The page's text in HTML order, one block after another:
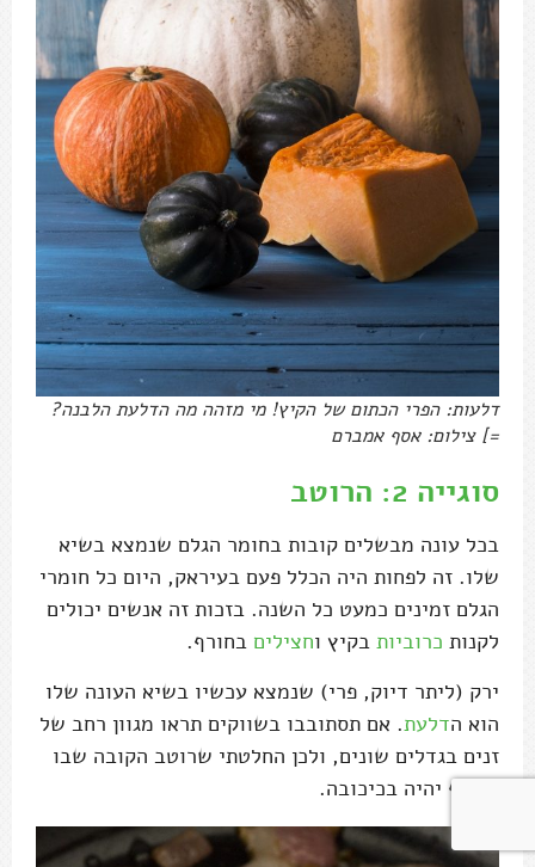
דלעות: הפרי הכתום של הקיץ! מי מזהה מה הדלעת הלבנה?
=] צילום: אסף אמברם
סוגייה 2: הרוטב
בכל עונה מבשלים קובות בחומר הגלם שנמצא בשיא
שלו. זה לפחות היה הכלל פעם בעיראק, היום כל חומרי
הגלם זמינים כמעט כל השנה. בזכות זה אנשים יכולים
לקנות כרוביות בקיץ וחצילים בחורף.
ירק (ליתר דיוק, פרי) שנמצא עכשיו בשיא העונה שלו
הוא הדלעת. אם תסתובבו בשווקים תראו מגוון רחב של
זנים בגדלים שונים, ולכן החלטתי שרוטב הקובה שבו
אשתף יהיה בכיכובה.